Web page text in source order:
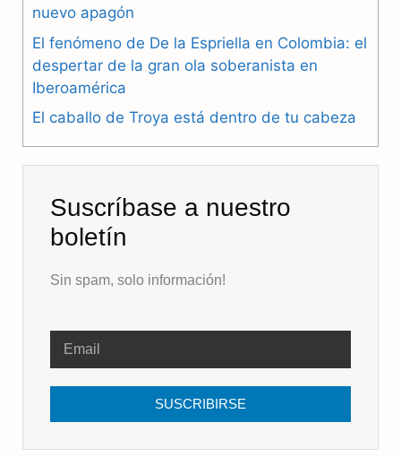
k
nuevo apagón
El fenómeno de De la Espriella en Colombia: el
despertar de la gran ola soberanista en
Iberoamérica
El caballo de Troya está dentro de tu cabeza
Suscríbase a nuestro
boletín
Sin spam, solo información!
SUSCRIBIRSE